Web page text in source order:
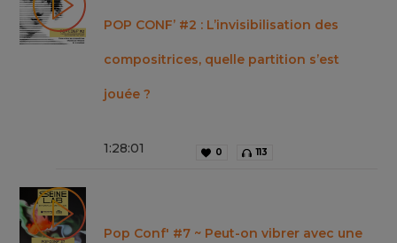
POP CONF’ #2 : L’invisibilisation des
compositrices, quelle partition s’est
jouée ?
1:28:01 0 113
Pop Conf' #7 ~ Peut-on vibrer avec une